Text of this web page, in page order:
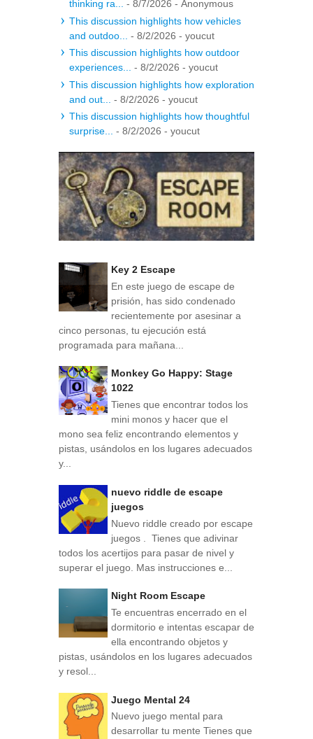
thinking ra... - 8/7/2026 - Anonymous
This discussion highlights how vehicles
and outdoo...
- 8/2/2026 - youcut
This discussion highlights how outdoor
experiences... - 8/2/2026 - youcut
This discussion highlights how exploration
and out...
- 8/2/2026 - youcut
This discussion highlights how thoughtful
surprise... - 8/2/2026 - youcut
Key 2 Escape
En este juego de escape de
prisión, has sido condenado
recientemente por asesinar a
cinco personas, tu ejecución está
programada para mañana...
Monkey Go Happy: Stage
1022
Tienes que encontrar todos los
mini monos y hacer que el
mono sea feliz encontrando elementos y
pistas, usándolos en los lugares adecuados
y...
nuevo riddle de escape
juegos
Nuevo riddle creado por escape
juegos . Tienes que adivinar
todos los acertijos para pasar de nivel y
superar el juego. Mas instrucciones e...
Night Room Escape
Te encuentras encerrado en el
dormitorio e intentas escapar de
ella encontrando objetos y
pistas, usándolos en los lugares adecuados
y resol...
Juego Mental 24
Nuevo juego mental para
desarrollar tu mente Tienes que